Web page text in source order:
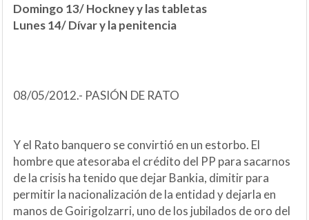
Domingo 13/ Hockney y las tabletas
Lunes 14/ Dívar y la penitencia
08/05/2012.- PASIÓN DE RATO
Y el Rato banquero se convirtió en un estorbo. El
hombre que atesoraba el crédito del PP para sacarnos
de la crisis ha tenido que dejar Bankia, dimitir para
permitir la nacionalización de la entidad y dejarla en
manos de Goirigolzarri, uno de los jubilados de oro del